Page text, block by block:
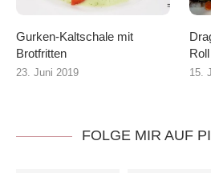
Gurken-Kaltschale mit
Brotfritten
23. Juni 2019 15.
FOLGE MIR AUF